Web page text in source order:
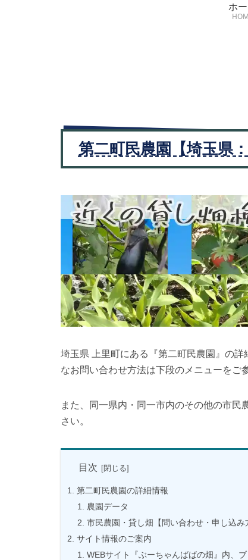
ホ
第二町民農園【埼玉県
埼玉県 上里町にある『第二町民農園』の
なお問い合わせ方法は下段のメニューをご
また、同一県内・同一市内のその他の市
さい。
目次
第二町民農園の詳細情報
農園データ
市民農園・貸し畑【問い合わせ・申し込み
サイト情報のご案内
WEBサイト『ぶーちゃんばばの畑』内、